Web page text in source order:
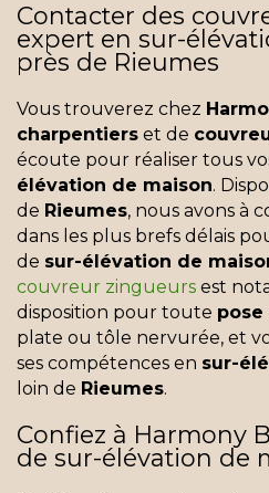
Contacter des
expert en sur-
près de Rieumes
Vous trouverez chez
charpentiers et de
écoute pour réaliser tous
élévation de maison.
de Rieumes, nous avons à
dans les plus brefs délais
de sur-élévation de
couvreur zingueurs est
disposition pour toute pose
plate ou tôle nervurée, et
ses compétences en sur-
loin de Rieumes.
Confiez à Harmony
de sur-élévation de